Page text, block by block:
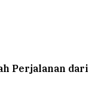
Perjalanan dari